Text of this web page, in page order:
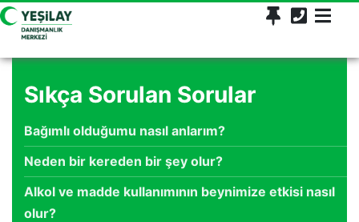
Sıkça Sorulan Sorular
Bağımlı olduğumu nasıl anlarım?
Neden bir kereden bir şey olur?
Alkol ve madde kullanımının beynimize etkisi nasıl
olur?